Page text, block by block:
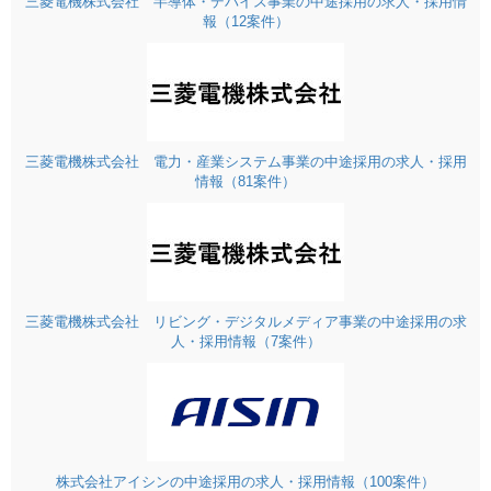
報（12案件）
三菱電機株式会社 電力・産業システム事業の中途採用の求人・採用
情報（81案件）
三菱電機株式会社 リビング・デジタルメディア事業の中途採用の求
人・採用情報（7案件）
株式会社アイシンの中途採用の求人・採用情報（100案件）